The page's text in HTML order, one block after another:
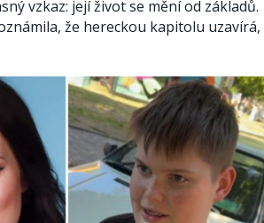
vzkaz: její život se mění od základů.
že hereckou kapitolu uzavírá,